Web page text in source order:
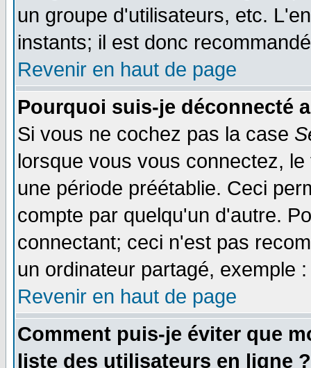
un groupe d'utilisateurs, etc.
instants; il est donc
Revenir en haut de page
Pourquoi suis-je déconnecté
Si vous ne cochez pas la case
lorsque vous vous connectez,
une période préétablie. Ceci
compte par quelqu'un d'autre.
connectant; ceci n'est pas
un ordinateur partagé, exemple
Revenir en haut de page
Comment puis-je éviter que
liste des utilisateurs en ligne ?